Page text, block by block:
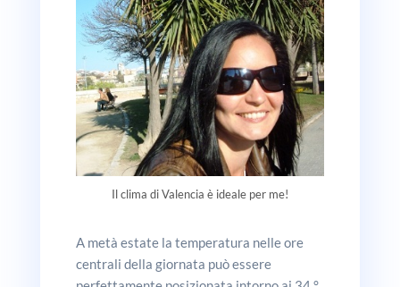
Il clima di Valencia è ideale per me!
A metà estate la temperatura nelle ore
centrali della giornata può essere